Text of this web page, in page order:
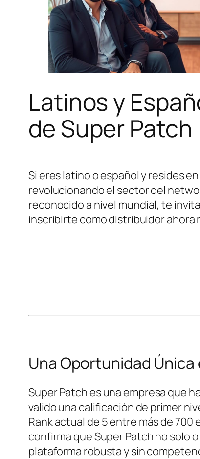
Latinos y
de Super Patch
Si eres latino o español y resides
revolucionando el sector del
reconocido a nivel mundial, te
inscribirte como distribuidor ahora
Una Oportunidad
Super Patch es una empresa que
valido una calificación de primer
Rank actual de 5 entre más de
confirma que Super Patch no solo
plataforma robusta y sin